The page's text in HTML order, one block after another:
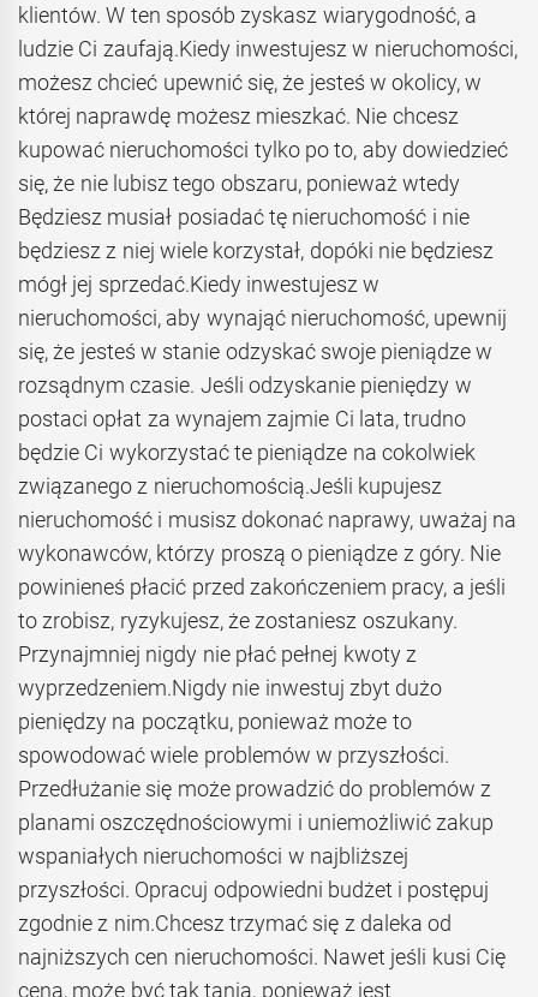
klientów. W ten sposób zyskasz wiarygodność, a
ludzie Ci zaufają.Kiedy inwestujesz w nieruchomości,
możesz chcieć upewnić się, że jesteś w okolicy, w
której naprawdę możesz mieszkać. Nie chcesz
kupować nieruchomości tylko po to, aby dowiedzieć
się, że nie lubisz tego obszaru, ponieważ wtedy
Będziesz musiał posiadać tę nieruchomość i nie
będziesz z niej wiele korzystał, dopóki nie będziesz
mógł jej sprzedać.Kiedy inwestujesz w
nieruchomości, aby wynająć nieruchomość, upewnij
się, że jesteś w stanie odzyskać swoje pieniądze w
rozsądnym czasie. Jeśli odzyskanie pieniędzy w
postaci opłat za wynajem zajmie Ci lata, trudno
będzie Ci wykorzystać te pieniądze na cokolwiek
związanego z nieruchomością.Jeśli kupujesz
nieruchomość i musisz dokonać naprawy, uważaj na
wykonawców, którzy proszą o pieniądze z góry. Nie
powinieneś płacić przed zakończeniem pracy, a jeśli
to zrobisz, ryzykujesz, że zostaniesz oszukany.
Przynajmniej nigdy nie płać pełnej kwoty z
wyprzedzeniem.Nigdy nie inwestuj zbyt dużo
pieniędzy na początku, ponieważ może to
spowodować wiele problemów w przyszłości.
Przedłużanie się może prowadzić do problemów z
planami oszczędnościowymi i uniemożliwić zakup
wspaniałych nieruchomości w najbliższej
przyszłości. Opracuj odpowiedni budżet i postępuj
zgodnie z nim.Chcesz trzymać się z daleka od
najniższych cen nieruchomości. Nawet jeśli kusi Cię
cena, może być tak tania, ponieważ jest